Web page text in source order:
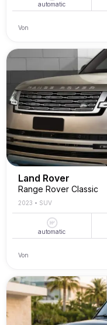
automatic
Von
Land Rover
Range Rover Classic
2023 • SUV
automatic
Von